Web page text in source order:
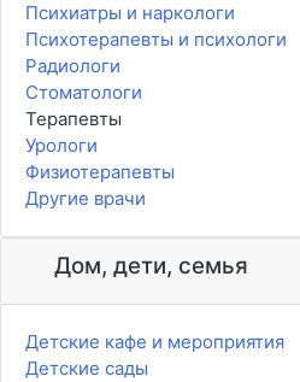
Психиатры и наркологи
Психотерапевты и психологи
Радиологи
Стоматологи
Терапевты
Урологи
Физиотерапевты
Другие врачи
Дом, дети, семья
Детские кафе и мероприятия
Детские сады